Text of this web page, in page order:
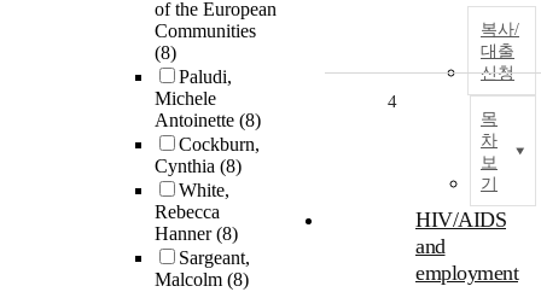
of the European
Communities
(8)
Paludi,
Michele
Antoinette (8)
Cockburn,
Cynthia (8)
White,
Rebecca
Hanner(8)
Sargeant,
Malcolm (8)
복사/
대출
신청
목
차
보
기
4
HIV/AIDS
and
employment